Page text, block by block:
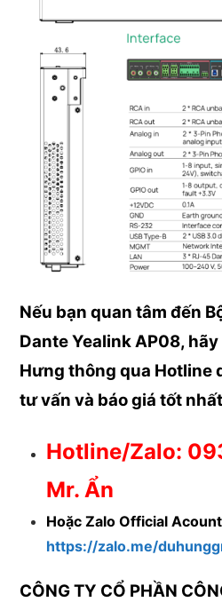
Nếu bạn quan tâm đến
Dante Yealink AP08,
Hưng thông qua Hotline
tư vấn và báo giá tốt
Hotline/Zalo:
Mr. Ẩn
Hoặc Zalo Official
https://zalo.me/
CÔNG TY CỔ PHẦN